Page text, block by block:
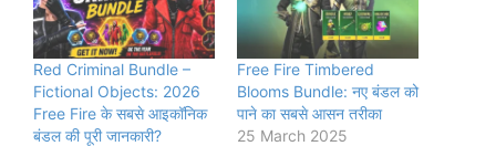
Red Criminal Bundle –
Fictional Objects: 2026
Free Fire के सबसे आइकॉनिक
बंडल की पूरी जानकारी?
Free Fire Timbered
Blooms Bundle: नए बंडल को
पाने का सबसे आसन तरीका
25 March 2025